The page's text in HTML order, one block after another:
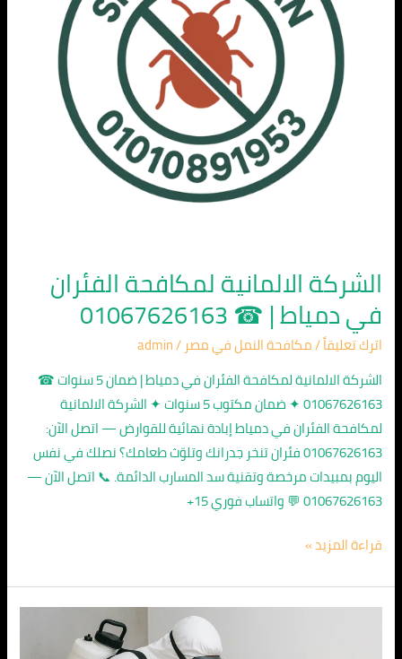
الشركة الالمانية لمكافحة الفئران
في دمياط | ☎ 01067626163
اترك تعليقاً/مكافحة النمل في مصر /
admin
الشركة الالمانية لمكافحة الفئران في دمياط | ضمان 5 سنوات ☎
01067626163 ✦ ضمان مكتوب 5 سنوات ✦ الشركة الالمانية
لمكافحة الفئران في دمياط إبادة نهائية للقوارض — اتصل الآن:
01067626163 فئران تنخر جدرانك وتلوّث طعامك؟ نصلك في نفس
اليوم بمبيدات مرخصة وتقنية سد المسارب الدائمة. 📞 اتصل الآن —
01067626163 💬 واتساب فوري 15+
01067626163
قراءة المزيد »